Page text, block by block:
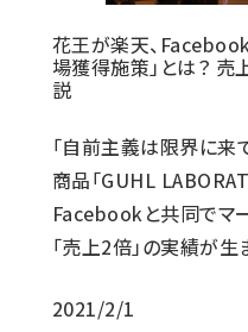
花王が楽天、
場獲得施策」とは？
説
「自前主義は限界に来
商品「GUHL
Facebookと共同でマ
「売上2倍」の実績が
2021/2/1